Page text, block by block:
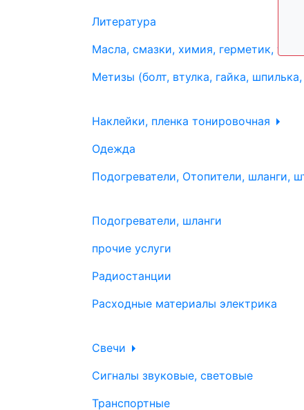
Литература
Масла, смазки, химия, герметик,
Метизы (болт, втулка, гайка,
Наклейки, пленка тонировочная
Одежда
Подогреватели, Отопители, шланги,
Подогреватели, шланги
прочие услуги
Радиостанции
Расходные материалы электрика
Свечи
Сигналы звуковые, световые
Транспортные